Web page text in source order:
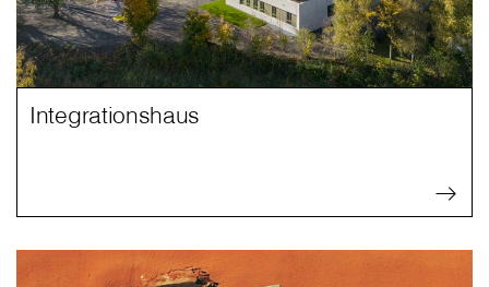
Integrationshaus